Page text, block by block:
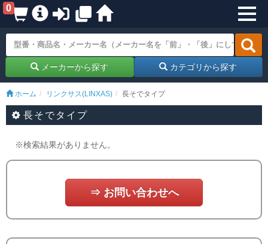
0
メーカーから探す カテゴリから探す
ホーム リンクサス(LINXAS) 長そでタイプ
長そでタイプ
※検索結果がありません。
⇒ お問い合わせへ